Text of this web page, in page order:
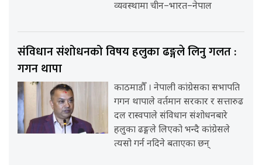
व्यवस्थामा चीन–भारत–नेपाल
संविधान संशोधनको विषय हलुका ढङ्गले लिनु गलत :
गगन थापा
काठमाडौँ । नेपाली कांग्रेसका सभापति
गगन थापाले वर्तमान सरकार र सत्तारुढ
दल रास्वपाले संविधान संशोधनबारे
हलुका ढङ्गले लिएको भन्दै कांग्रेसले
त्यसो गर्न नदिने बताएका छन्